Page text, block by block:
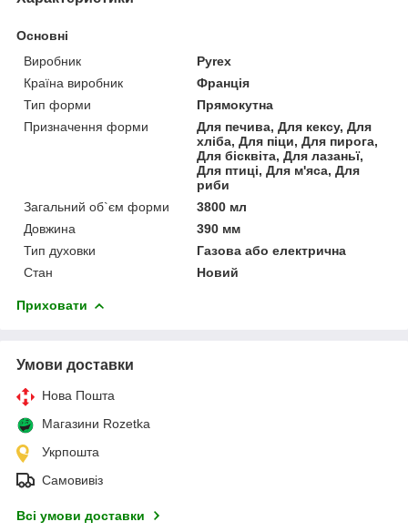
Основні
Виробник
Pyrex
Країна виробник
Франція
Тип форми
Прямокутна
Призначення форми
Для печива, Для кексу, Для
хліба, Для піци, Для пирога,
Для бісквіта, Для лазаньї,
Для птиці, Для м'яса, Для
риби
Загальний об`єм форми
3800 мл
Довжина
390 мм
Тип духовки
Газова або електрична
Стан
Новий
Приховати
Умови доставки
Нова Пошта
Магазини Rozetka
Укрпошта
Самовивіз
Всі умови доставки